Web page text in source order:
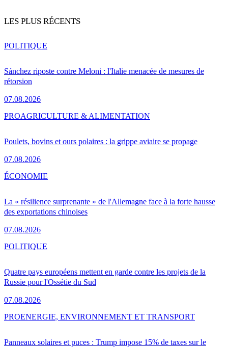
LES PLUS RÉCENTS
Sánchez riposte contre Meloni : l'Italie menacée de mesures de
rétorsion
07.08.2026
POLITIQUE
Poulets, bovins et ours polaires : la grippe aviaire se propage
07.08.2026
PROAGRICULTURE & ALIMENTATION
La « résilience surprenante » de l'Allemagne face à la forte hausse
des exportations chinoises
07.08.2026
ÉCONOMIE
Quatre pays européens mettent en garde contre les projets de la
Russie pour l'Ossétie du Sud
07.08.2026
POLITIQUE
Panneaux solaires et puces : Trump impose 15% de taxes sur le
PROENERGIE, ENVIRONNEMENT ET TRANSPORT